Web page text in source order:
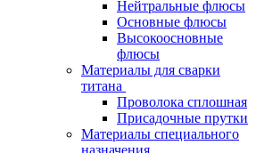
Нейтральные флюсы
Основные флюсы
Высокоосновные
флюсы
Материалы для сварки
титана
Проволока сплошная
Присадочные прутки
Материалы специального
назначения